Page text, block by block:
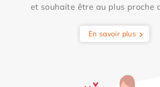
et souhaite être au plus proche
En savoir plus